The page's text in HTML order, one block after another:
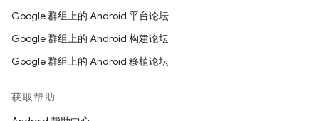
Google 群组上的 Android 平台论坛
Google 群组上的 Android 构建论坛
Google 群组上的 Android 移植论坛
获取帮助